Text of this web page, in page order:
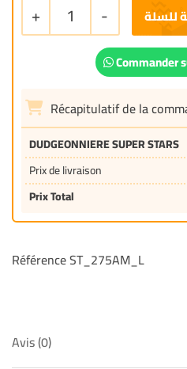
+ 1 - للسلة
Commander
Récapitulatif de la
DUDGEONNIERE SUPER STARS
Prix de livraison
Prix Total
Référence ST_275AM_L
Avis (0)